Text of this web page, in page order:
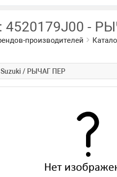
4520179J00 -
производителей
/ РЫЧАГ ПЕР